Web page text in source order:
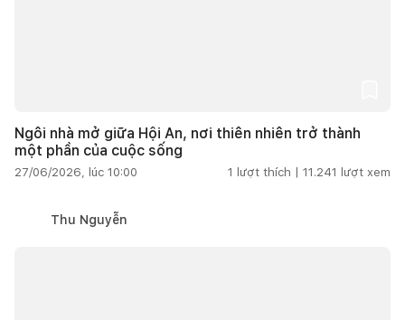
Ngôi nhà mở giữa Hội An, nơi thiên nhiên trở thành
một phần của cuộc sống
27/06/2026, lúc 10:00 1 lượt thích | 11.241 lượt xem
Thu Nguyễn